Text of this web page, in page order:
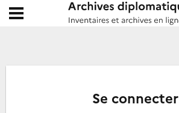
Archives diplomatiques
Ouvrir le menu déroulant
Se connecter